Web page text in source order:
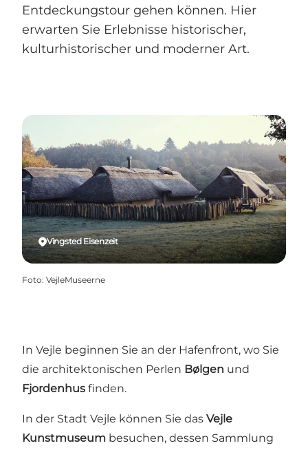
Entdeckungstour gehen können. Hier
erwarten Sie Erlebnisse historischer,
kulturhistorischer und moderner Art.
Vingsted Eisenzeit
Foto: VejleMuseerne
In Vejle beginnen Sie an der Hafenfront, wo Sie
die architektonischen Perlen Bølgen und
Fjordenhus finden.
In der Stadt Vejle können Sie das Vejle
Kunstmuseum besuchen, dessen Sammlung